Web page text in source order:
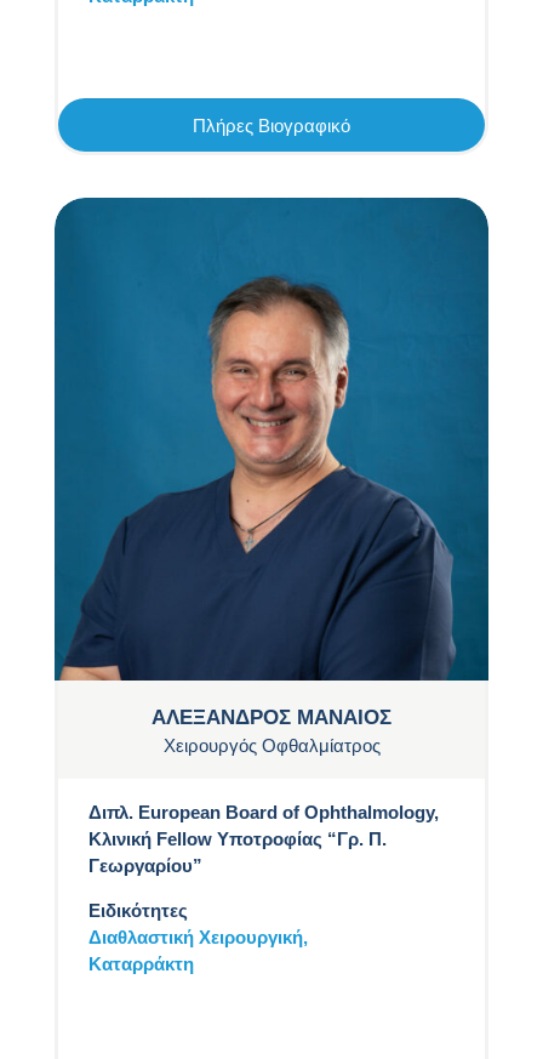
Πλήρες Βιογραφικό
ΑΛΕΞΑΝΔΡΟΣ ΜΑΝΑΙΟΣ
Χειρουργός Οφθαλμίατρος
Διπλ. European Board of Ophthalmology,
Κλινική Fellow Υποτροφίας “Γρ. Π.
Γεωργαρίου”
Ειδικότητες
Διαθλαστική Χειρουργική,
Καταρράκτη